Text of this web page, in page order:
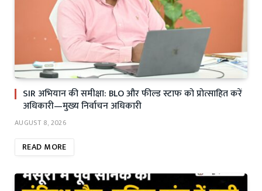
SIR अभियान की समीक्षा: BLO और फील्ड स्टाफ को प्रोत्साहित करें
अधिकारी—मुख्य निर्वाचन अधिकारी
AUGUST 8, 2026
READ MORE